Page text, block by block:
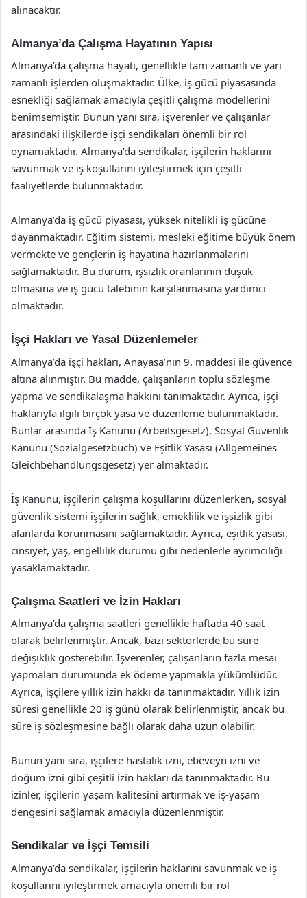
alınacaktır.
Almanya’da Çalışma Hayatının Yapısı
Almanya’da çalışma hayatı, genellikle tam zamanlı ve yarı
zamanlı işlerden oluşmaktadır. Ülke, iş gücü piyasasında
esnekliği sağlamak amacıyla çeşitli çalışma modellerini
benimsemiştir. Bunun yanı sıra, işverenler ve çalışanlar
arasındaki ilişkilerde işçi sendikaları önemli bir rol
oynamaktadır. Almanya’da sendikalar, işçilerin haklarını
savunmak ve iş koşullarını iyileştirmek için çeşitli
faaliyetlerde bulunmaktadır.
Almanya’da iş gücü piyasası, yüksek nitelikli iş gücüne
dayanmaktadır. Eğitim sistemi, mesleki eğitime büyük önem
vermekte ve gençlerin iş hayatına hazırlanmalarını
sağlamaktadır. Bu durum, işsizlik oranlarının düşük
olmasına ve iş gücü talebinin karşılanmasına yardımcı
olmaktadır.
İşçi Hakları ve Yasal Düzenlemeler
Almanya’da işçi hakları, Anayasa’nın 9. maddesi ile güvence
altına alınmıştır. Bu madde, çalışanların toplu sözleşme
yapma ve sendikalaşma hakkını tanımaktadır. Ayrıca, işçi
haklarıyla ilgili birçok yasa ve düzenleme bulunmaktadır.
Bunlar arasında İş Kanunu (Arbeitsgesetz), Sosyal Güvenlik
Kanunu (Sozialgesetzbuch) ve Eşitlik Yasası (Allgemeines
Gleichbehandlungsgesetz) yer almaktadır.
İş Kanunu, işçilerin çalışma koşullarını düzenlerken, sosyal
güvenlik sistemi işçilerin sağlık, emeklilik ve işsizlik gibi
alanlarda korunmasını sağlamaktadır. Ayrıca, eşitlik yasası,
cinsiyet, yaş, engellilik durumu gibi nedenlerle ayrımcılığı
yasaklamaktadır.
Çalışma Saatleri ve İzin Hakları
Almanya’da çalışma saatleri genellikle haftada 40 saat
olarak belirlenmiştir. Ancak, bazı sektörlerde bu süre
değişiklik gösterebilir. İşverenler, çalışanların fazla mesai
yapmaları durumunda ek ödeme yapmakla yükümlüdür.
Ayrıca, işçilere yıllık izin hakkı da tanınmaktadır. Yıllık izin
süresi genellikle 20 iş günü olarak belirlenmiştir, ancak bu
süre iş sözleşmesine bağlı olarak daha uzun olabilir.
Bunun yanı sıra, işçilere hastalık izni, ebeveyn izni ve
doğum izni gibi çeşitli izin hakları da tanınmaktadır. Bu
izinler, işçilerin yaşam kalitesini artırmak ve iş-yaşam
dengesini sağlamak amacıyla düzenlenmiştir.
Sendikalar ve İşçi Temsili
Almanya’da sendikalar, işçilerin haklarını savunmak ve iş
koşullarını iyileştirmek amacıyla önemli bir rol